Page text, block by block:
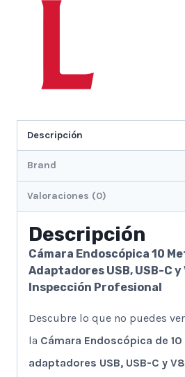
Descripción
Brand
Valoraciones (0)
Descripción
Cámara Endoscópica 10
Adaptadores USB, USB-C y
Inspección Profesional
Descubre lo que no puedes
la Cámara Endoscópica de
adaptadores USB, USB-C y V8